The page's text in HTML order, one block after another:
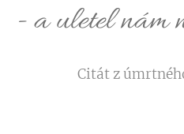
- a uletel nám
Citát z